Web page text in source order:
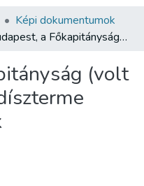
Képi dokumentumok
Budapest, a Főkapitányság (volt Ullmann-palota) díszterme táncoló géniuszok
(volt